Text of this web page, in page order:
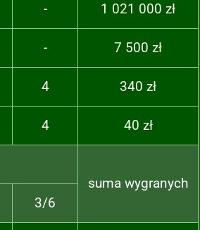
- 1 021 000 zł
- 7 500 zł
4 340 zł
4 40 zł
suma wygranych
3/6